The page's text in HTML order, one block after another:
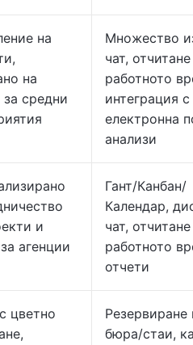
на
на
за средни
Множество
чат,
работното
интеграция с
електронна
анализи
и
агенции
Гант/Канбан/
Календар,
чат,
работното
отчети
цветно
Резервиране
бюра/стаи,